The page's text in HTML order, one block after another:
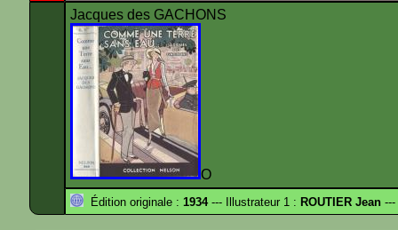
Jacques des GACHONS
O
Édition originale : 1934--- Illustrateur 1 : ROUTIER Jean ---